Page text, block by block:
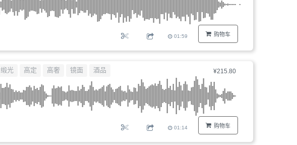
购物车
01:59
¥215.80
购物车
缎光 高定 高奢 镜面 酒品
01:14